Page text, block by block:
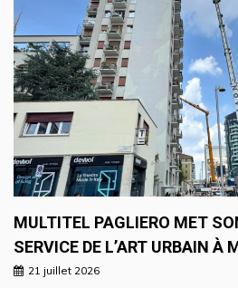
MULTITEL PAGLIERO MET
SERVICE DE L’ART URBAIN À
21 juillet 2026